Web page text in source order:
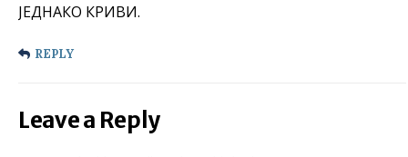
ЈЕДНАКО КРИВИ.
REPLY
Leave a Reply